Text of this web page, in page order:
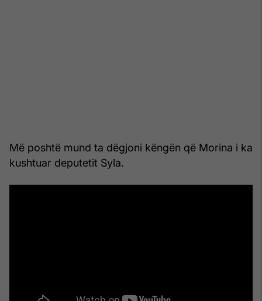
Më poshtë mund ta dëgjoni këngën që Morina i ka
kushtuar deputetit Syla.